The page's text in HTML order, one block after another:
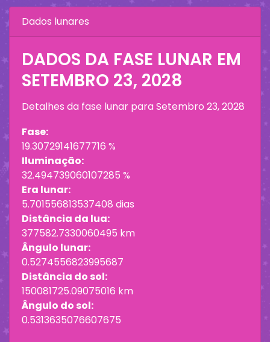
Dados lunares
DADOS DA FASE LUNAR EM
SETEMBRO 23, 2028
Detalhes da fase lunar paraSetembro 23, 2028
Fase:
19.30729141677716 %
Iluminação:
32.494739060107285 %
Era lunar:
5.701556813537408 dias
Distância da lua:
377582.7330060495 km
Ângulo lunar:
0.5274556823995687
Distância do sol:
150081725.09075016 km
Ângulo do sol:
0.5313635076607675